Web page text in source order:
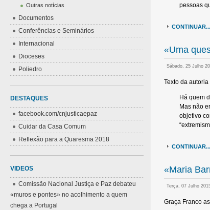
pessoas
CONTINUAR...
«Uma
Sábado, 25 Julho
Texto da
Há quem
Mas não
objetivo
CONTINUAR...
«Maria
Terça, 07 Julho
Graça Franco
Outras notícias
Documentos
Conferências e Seminários
Internacional
Dioceses
Poliedro
DESTAQUES
facebook.com/cnjusticaepaz
Cuidar da Casa Comum
Reflexão para a Quaresma 2018
VIDEOS
Comissão Nacional Justiça e Paz debateu
«muros e pontes» no acolhimento a quem
chega a Portugal